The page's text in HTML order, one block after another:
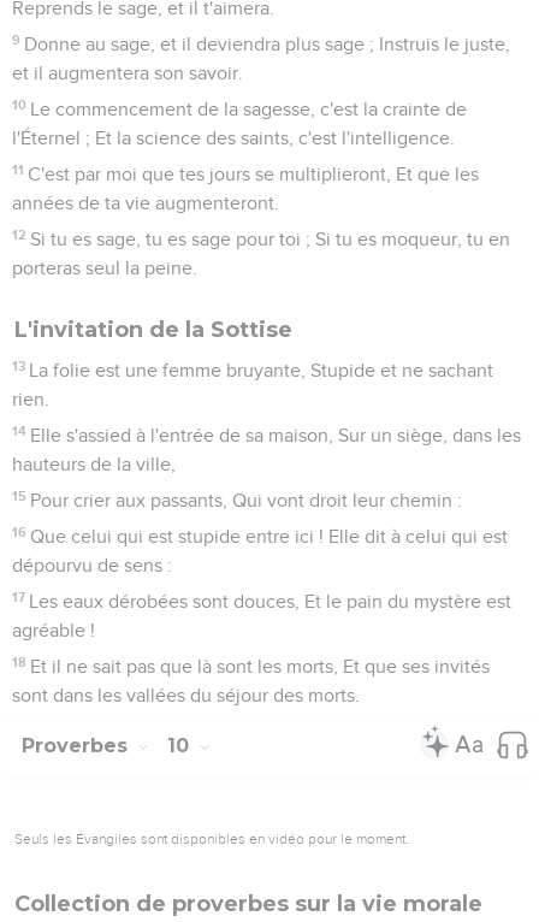
Reprends le sage, et il t'aimera.
9 Donne au sage, et il deviendra plus sage ; Instruis le juste,
et il augmentera son savoir.
10 Le commencement de la sagesse, c'est la crainte de
l'Éternel ; Et la science des saints, c'est l'intelligence.
11 C'est par moi que tes jours se multiplieront, Et que les
années de ta vie augmenteront.
12 Si tu es sage, tu es sage pour toi ; Si tu es moqueur, tu en
porteras seul la peine.
L'invitation de la Sottise
13 La folie est une femme bruyante, Stupide et ne sachant
rien.
14 Elle s'assied à l'entrée de sa maison, Sur un siège, dans les
hauteurs de la ville,
15 Pour crier aux passants, Qui vont droit leur chemin :
16 Que celui qui est stupide entre ici ! Elle dit à celui qui est
dépourvu de sens :
17 Les eaux dérobées sont douces, Et le pain du mystère est
agréable !
18 Et il ne sait pas que là sont les morts, Et que ses invités
sont dans les vallées du séjour des morts.
Proverbes 10
Seuls les Évangiles sont disponibles en vidéo pour le moment.
Collection de proverbes sur la vie morale